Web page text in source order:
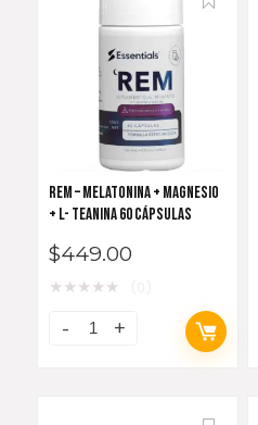
REM – MELATONINA + MAGNESIO
+ L- TEANINA 60 CÁPSULAS
$449.00
★★★★★